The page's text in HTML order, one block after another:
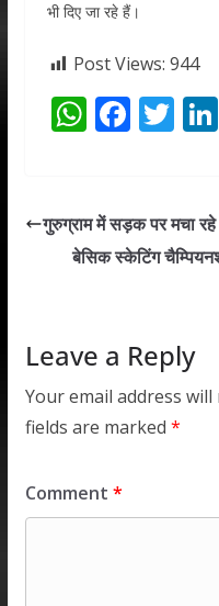
भी दिए जा रहे हैं।
Post Views: 944
W
s
A
F
b
o
T
er
गुरुग्राम में सड़क पर मचा रहे
बेसिक स्केटिंग
Leave a Reply
Your email address
fields are marked *
Comment *